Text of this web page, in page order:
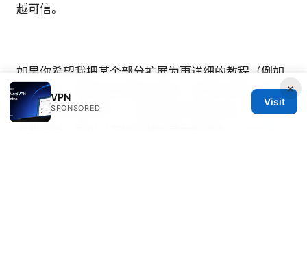
越可信。
如果你希望我把某个部分扩展为更详细的教程（例如
分步安装、特定设备的图文指南、或者针对某个国家/
地区的合规性分析），告诉我你的目标设备、使用场
×
VPN
SPONSORED
Visit